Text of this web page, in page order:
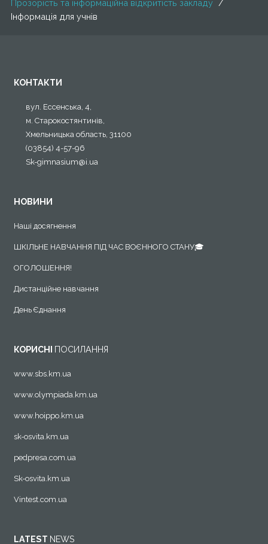
Прозорість та інформаційна відкритість закладу /
Інформація для учнів
КОНТАКТИ
вул. Ессенська, 4,
м. Старокостянтинів,
Хмельницька область, 31100
(03854) 4-57-96
Sk-gimnasium@i.ua
НОВИНИ
Наші досягнення
ШКІЛЬНЕ НАВЧАННЯ ПІД ЧАС ВОЄННОГО СТАНУ🎓
ОГОЛОШЕННЯ!
Дистанційне навчання
День Єднання
КОРИСНІ ПОСИЛАННЯ
www.sbs.km.ua
www.olympiada.km.ua
www.hoippo.km.ua
sk-osvita.km.ua
pedpresa.com.ua
Sk-osvita.km.ua
Vintest.com.ua
LATEST NEWS